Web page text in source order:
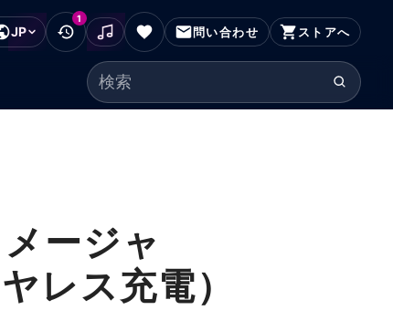
フッターにスキップ
JP
1
問い合わせ ストアへ
検索ワード
ージャ
レス充電）